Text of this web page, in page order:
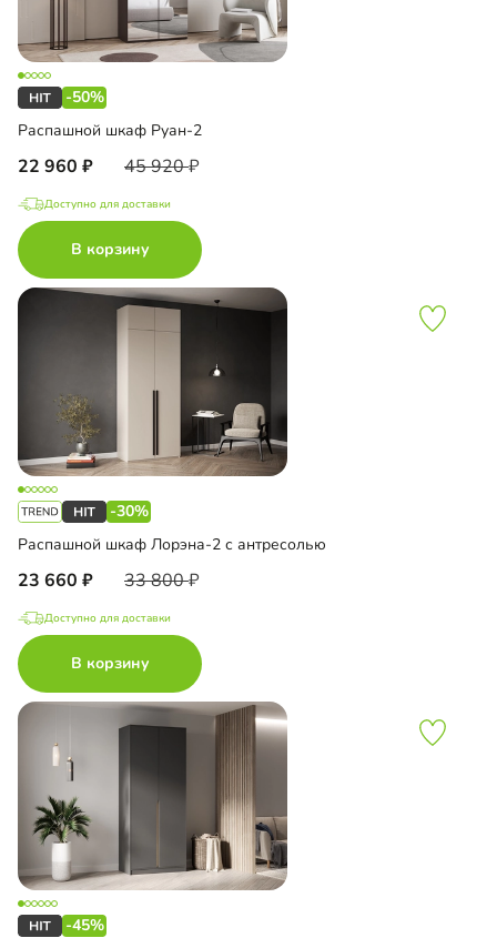
-50%
Распашной шкаф Руан-2
22 960 45 920
Доступно для доставки
В корзину
-30%
Распашной шкаф Лорэна-2 с антресолью
23 660 33 800
Доступно для доставки
В корзину
-45%